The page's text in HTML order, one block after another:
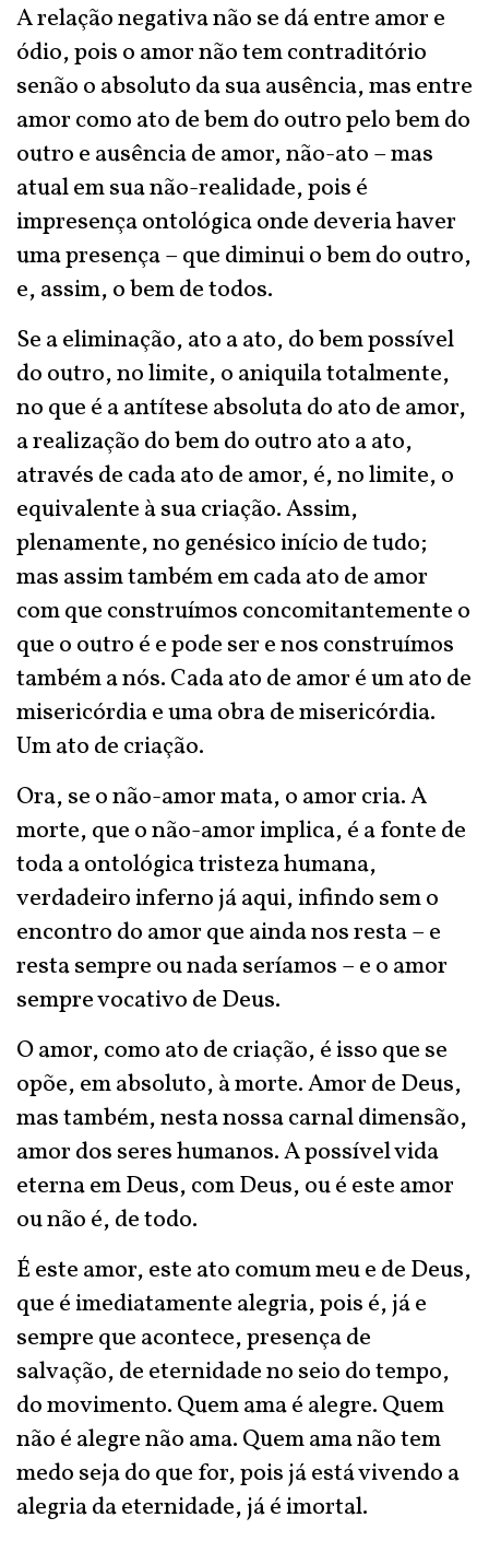
A relação negativa não se dá entre amor e
ódio, pois o amor não tem contraditório
senão o absoluto da sua ausência, mas entre
amor como ato de bem do outro pelo bem do
outro e ausência de amor, não-ato – mas
atual em sua não-realidade, pois é
impresença ontológica onde deveria haver
uma presença – que diminui o bem do outro,
e, assim, o bem de todos.
Se a eliminação, ato a ato, do bem possível
do outro, no limite, o aniquila totalmente,
no que é a antítese absoluta do ato de amor,
a realização do bem do outro ato a ato,
através de cada ato de amor, é, no limite, o
equivalente à sua criação. Assim,
plenamente, no genésico início de tudo;
mas assim também em cada ato de amor
com que construímos concomitantemente o
que o outro é e pode ser e nos construímos
também a nós. Cada ato de amor é um ato de
misericórdia e uma obra de misericórdia.
Um ato de criação.
Ora, se o não-amor mata, o amor cria. A
morte, que o não-amor implica, é a fonte de
toda a ontológica tristeza humana,
verdadeiro inferno já aqui, infindo sem o
encontro do amor que ainda nos resta – e
resta sempre ou nada seríamos – e o amor
sempre vocativo de Deus.
O amor, como ato de criação, é isso que se
opõe, em absoluto, à morte. Amor de Deus,
mas também, nesta nossa carnal dimensão,
amor dos seres humanos. A possível vida
eterna em Deus, com Deus, ou é este amor
ou não é, de todo.
É este amor, este ato comum meu e de Deus,
que é imediatamente alegria, pois é, já e
sempre que acontece, presença de
salvação, de eternidade no seio do tempo,
do movimento. Quem ama é alegre. Quem
não é alegre não ama. Quem ama não tem
medo seja do que for, pois já está vivendo a
alegria da eternidade, já é imortal.